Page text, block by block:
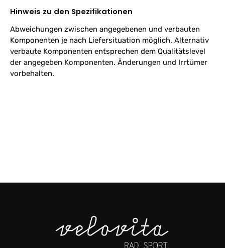
Hinweis zu den Spezifikationen
Abweichungen zwischen angegebenen und verbauten
Komponenten je nach Liefersituation möglich. Alternativ
verbaute Komponenten entsprechen dem Qualitätslevel
der angegeben Komponenten. Änderungen und Irrtümer
vorbehalten.